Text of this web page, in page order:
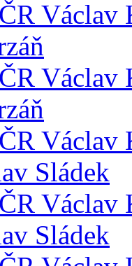
Václav
Václav
Václav
Sládek
Václav
Sládek